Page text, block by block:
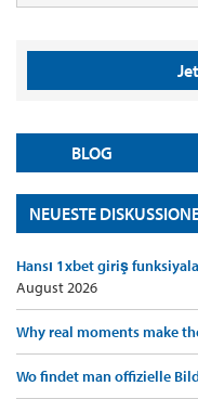
BLOG
NEUESTE
Hansı 1xbet giriş
August 2026
Why real moments make
Wo findet man offizielle